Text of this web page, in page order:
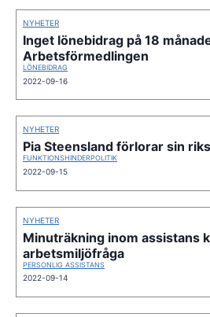
NYHETER
Inget lönebidrag på 18
Arbetsförmedlingen
LÖNEBIDRAG
2022-09-16
NYHETER
Pia Steensland förlorar sin
FUNKTIONSHINDERPOLITIK
2022-09-15
NYHETER
Minuträkning inom assistans
arbetsmiljöfråga
PERSONLIG ASSISTANS
2022-09-14